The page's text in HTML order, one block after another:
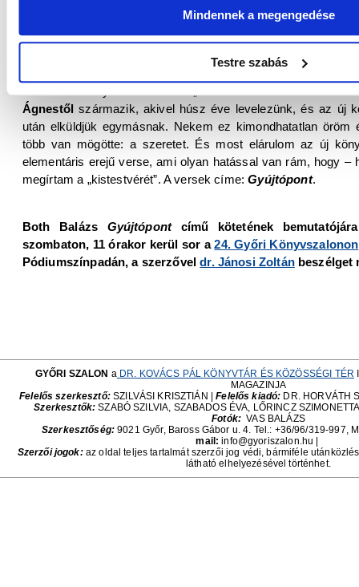
Mindennek a megengedése
Testre szabás
Üres ég alatt
című kötetéről, hogy
azzal, hogy komolyan veszi önmagát, a mesterségbeli
venni a költészetet, ha az a célunk, hogy hatásosan
Ágnestől származik, akivel húsz éve levelezünk, és az új
után elküldjük egymásnak. Nekem ez kimondhatatlan öröm
több van mögötte: a szeretet. És most elárulom az új
elementáris erejű verse, ami olyan hatással van rám, hogy –
megírtam a „kistestvérét”. A versek címe:Gyújtópont.
Both Balázs Gyújtópont című kötetének
szombaton, 11 órakor kerül sor a24. Győri Könyvszalonon
Pódiumszínpadán, a szerzőveldr. Jánosi Zoltánbeszélget
GYŐRI SZALON aDR. KOVÁCS PÁL KÖNYVTÁR ÉS KÖZÖSSÉGI TÉR
MAGAZINJA
Felelős szerkesztő:SZILVÁSI KRISZTIÁN | Felelős kiadó: DR. HORVÁTH
Szerkesztők:SZABÓ SZILVIA, SZABADOS ÉVA, LŐRINCZ
Fotók: VAS BALÁZS
Szerkesztőség: 9021 Győr, Baross Gábor u. 4. Tel.: +36/96/319-997,
mail: info@gyoriszalon.hu |
Szerzői jogok:az oldal teljes tartalmát szerzői jog védi, bármiféle
látható elhelyezésével történhet.